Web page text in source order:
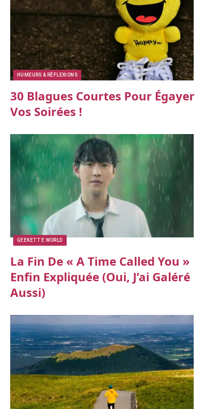
HUMEURS & RÉFLEXIONS
30 Blagues Courtes Pour Égayer
Vos Soirées !
GEEKETTE WORLD
La Fin De « A Time Called You »
Enfin Expliquée (oui, J’ai Galéré
Aussi)